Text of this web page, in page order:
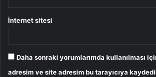
İnternet sitesi
Daha sonraki yorumlarımda kullanılması
adresim ve site adresim bu tarayıcıya